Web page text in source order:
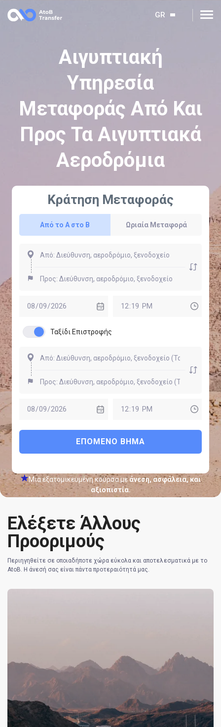
GR
Αιγυπτιακή
Υπηρεσία
Μεταφοράς Από Και
Προς Τα Αιγυπτιακά
Αεροδρόμια
Κράτηση Μεταφοράς
Από το Α στο Β Ωριαία Μεταφορά
Ταξίδι Επιστροφής
ΕΠΌΜΕΝΟ ΒΉΜΑ
Μια εξατομικευμένη κούρσα με άνεση, ασφάλεια, και
αξιοπιστία.
Κέντρο
βοήθειας
Εγγύηση
Χαμηλότερης
Ελέξετε Άλλους
Προοριμούς
Περιηγηθείτε σε οποιαδήποτε χώρα εύκολα και αποτελεσματικά με το
AtoB. Η άνεσή σας είναι πάντα προτεραιότητά μας.